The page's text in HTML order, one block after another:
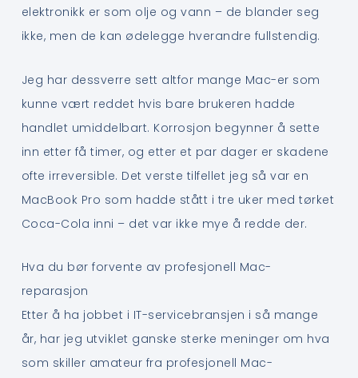
elektronikk er som olje og vann – de blander seg
ikke, men de kan ødelegge hverandre fullstendig.
Jeg har dessverre sett altfor mange Mac-er som
kunne vært reddet hvis bare brukeren hadde
handlet umiddelbart. Korrosjon begynner å sette
inn etter få timer, og etter et par dager er skadene
ofte irreversible. Det verste tilfellet jeg så var en
MacBook Pro som hadde stått i tre uker med tørket
Coca-Cola inni – det var ikke mye å redde der.
Hva du bør forvente av profesjonell Mac-
reparasjon
Etter å ha jobbet i IT-servicebransjen i så mange
år, har jeg utviklet ganske sterke meninger om hva
som skiller amateur fra profesjonell Mac-